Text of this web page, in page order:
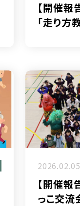
【開催報
「走り方
2026.02.05
【開催報
っこ交流